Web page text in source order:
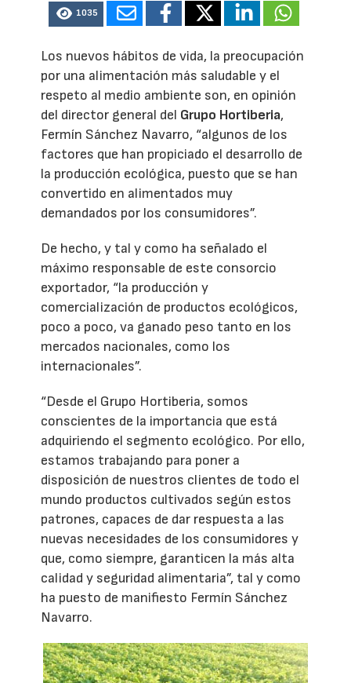
1035
Los nuevos hábitos de vida, la preocupación
por una alimentación más saludable y el
respeto al medio ambiente son, en opinión
del director general del Grupo Hortiberia,
Fermín Sánchez Navarro, “algunos de los
factores que han propiciado el desarrollo de
la producción ecológica, puesto que se han
convertido en alimentados muy
demandados por los consumidores”.
De hecho, y tal y como ha señalado el
máximo responsable de este consorcio
exportador, “la producción y
comercialización de productos ecológicos,
poco a poco, va ganado peso tanto en los
mercados nacionales, como los
internacionales”.
“Desde el Grupo Hortiberia, somos
conscientes de la importancia que está
adquiriendo el segmento ecológico. Por ello,
estamos trabajando para poner a
disposición de nuestros clientes de todo el
mundo productos cultivados según estos
patrones, capaces de dar respuesta a las
nuevas necesidades de los consumidores y
que, como siempre, garanticen la más alta
calidad y seguridad alimentaria”, tal y como
ha puesto de manifiesto Fermín Sánchez
Navarro.